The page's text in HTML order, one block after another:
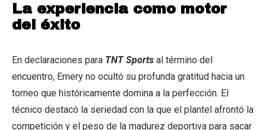
La experiencia como motor
del éxito
En declaraciones para TNT Sports al término del
encuentro, Emery no ocultó su profunda gratitud hacia un
torneo que históricamente domina a la perfección. El
técnico destacó la seriedad con la que el plantel afrontó la
competición y el peso de la madurez deportiva para sacar